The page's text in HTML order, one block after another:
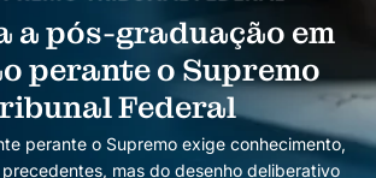
a pós-graduação em
perante o Supremo
Federal
perante o Supremo exige conhecimento,
mas do desenho deliberativo